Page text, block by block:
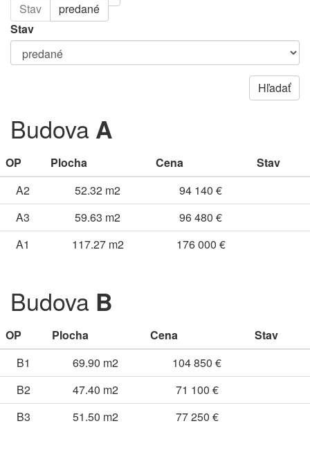
Stav
predané
Stav
Hľadať
Budova A
OP Plocha Cena
Stav
A2
52.32 m2
94 140 €
A3
59.63 m2
96 480 €
A1
117.27 m2 176 000 €
Budova B
OP Plocha Cena
Stav
B1
69.90 m2
104 850 €
B2
47.40 m2
71 100 €
B3
51.50 m2 77 250 €